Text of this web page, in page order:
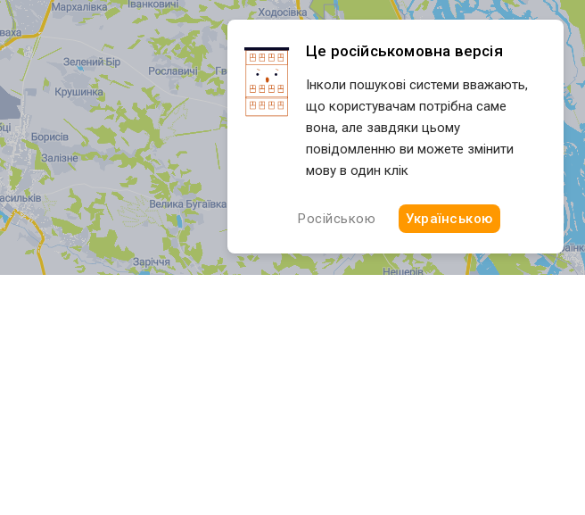
Це російськомовна версія
Інколи пошукові системи вважають,
що користувачам потрібна саме
вона, але завдяки цьому
повідомленню ви можете змінити
мову в один клік
Російською Українською